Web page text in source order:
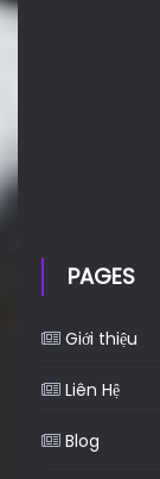
PAGES
Giới thiệu
Liên Hệ
Blog